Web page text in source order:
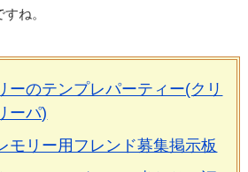
ね。
ーのテンプレパーティー(クリ
ーパ)
モリー用フレンド募集掲示板